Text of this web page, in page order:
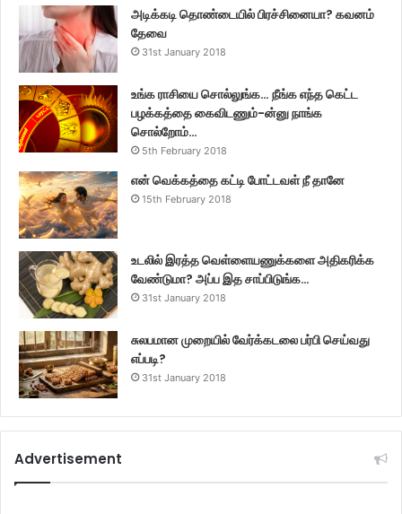
அடிக்கடி தொண்டையில் பிரச்சினையா? கவனம்
தேவை
31st January 2018
உங்க ராசியை சொல்லுங்க… நீங்க எந்த கெட்ட
பழக்கத்தை கைவிடணும்-ன்னு நாங்க
சொல்றோம்…
5th February 2018
என் வெக்கத்தை கட்டி போட்டவள் நீ தானே
15th February 2018
உடலில் இரத்த வெள்ளையணுக்களை அதிகரிக்க
வேண்டுமா? அப்ப இத சாப்பிடுங்க…
31st January 2018
சுலபமான முறையில் வேர்க்கடலை பர்பி செய்வது
எப்படி?
31st January 2018
Advertisement